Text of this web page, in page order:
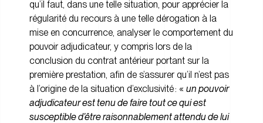
qu’il faut, dans une telle situation, pour apprécier la
régularité du recours à une telle dérogation à la
mise en concurrence, analyser le comportement du
pouvoir adjudicateur, y compris lors de la
conclusion du contrat antérieur portant sur la
première prestation, afin de s’assurer qu’il n’est pas
à l’origine de la situation d’exclusivité : « un pouvoir
adjudicateur est tenu de faire tout ce qui est
susceptible d’être raisonnablement attendu de lui